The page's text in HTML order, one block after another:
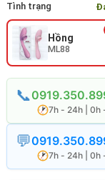
Tình trạng
Hồng
ML88
7h - 24h | 0h
7h - 24h | 0h